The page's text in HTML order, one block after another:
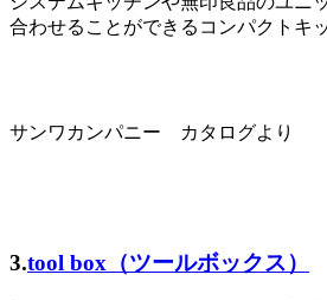
合わせることができるコンパクトキ
サンワカンパニー カタログより
3.tool box（ツールボックス）